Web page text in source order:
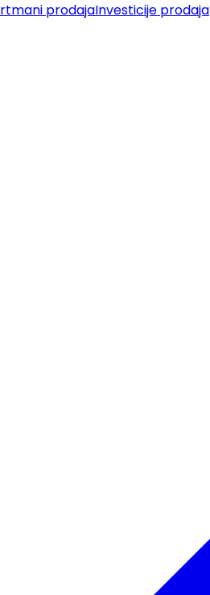
prodajaInvesticije prodaja